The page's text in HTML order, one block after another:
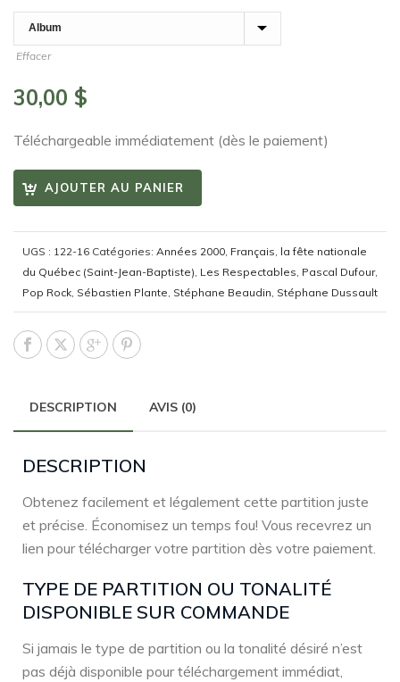
Effacer
30,00 $
Téléchargeable immédiatement (dès le paiement)
AJOUTER AU PANIER
UGS : 122-16 Catégories: Années 2000, Français, la fête nationale
du Québec (Saint-Jean-Baptiste), Les Respectables, Pascal Dufour,
Pop Rock, Sébastien Plante, Stéphane Beaudin, Stéphane Dussault
DESCRIPTION AVIS (0)
DESCRIPTION
Obtenez facilement et légalement cette partition juste
et précise. Économisez un temps fou! Vous recevrez un
lien pour télécharger votre partition dès votre paiement.
TYPE DE PARTITION OU TONALITÉ
DISPONIBLE SUR COMMANDE
Si jamais le type de partition ou la tonalité désiré n’est
pas déjà disponible pour téléchargement immédiat,